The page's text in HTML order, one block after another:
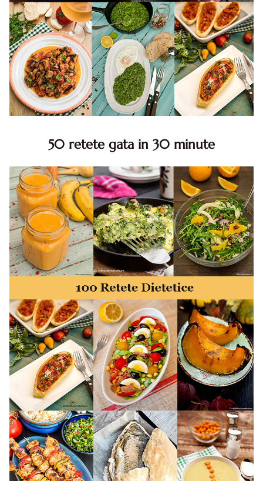
50 retete gata in 30 minute
minute. Retete rapide. Retete rapide de mancare. Idei
retete mancare rapid